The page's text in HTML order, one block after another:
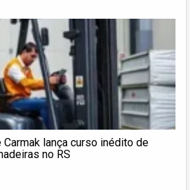
lança curso inédito de
no RS